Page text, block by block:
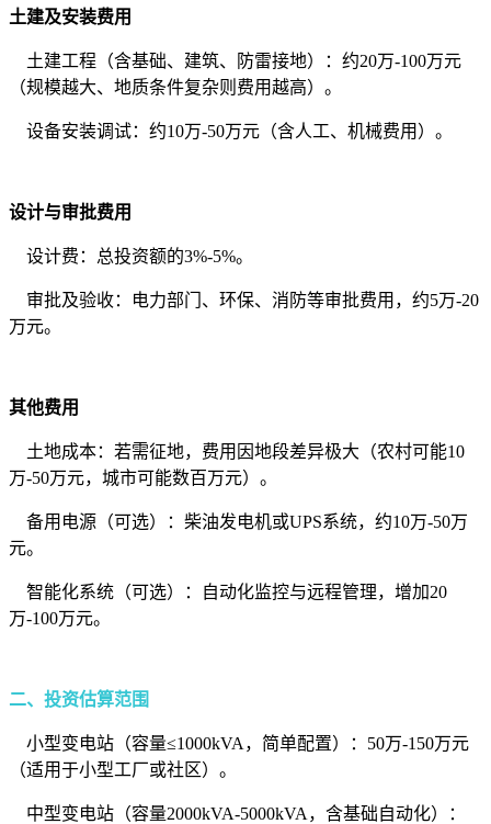
土建及安装费用
土建工程（含基础、建筑、防雷接地）：约20万-100万元
（规模越大、地质条件复杂则费用越高）。
设备安装调试：约10万-50万元（含人工、机械费用）。
设计与审批费用
设计费：总投资额的3%-5%。
审批及验收：电力部门、环保、消防等审批费用，约5万-20
万元。
其他费用
土地成本：若需征地，费用因地段差异极大（农村可能10
万-50万元，城市可能数百万元）。
备用电源（可选）：柴油发电机或UPS系统，约10万-50万
元。
智能化系统（可选）：自动化监控与远程管理，增加20
万-100万元。
二、投资估算范围
小型变电站（容量≤1000kVA，简单配置）：50万-150万元
（适用于小型工厂或社区）。
中型变电站（容量2000kVA-5000kVA，含基础自动化）：